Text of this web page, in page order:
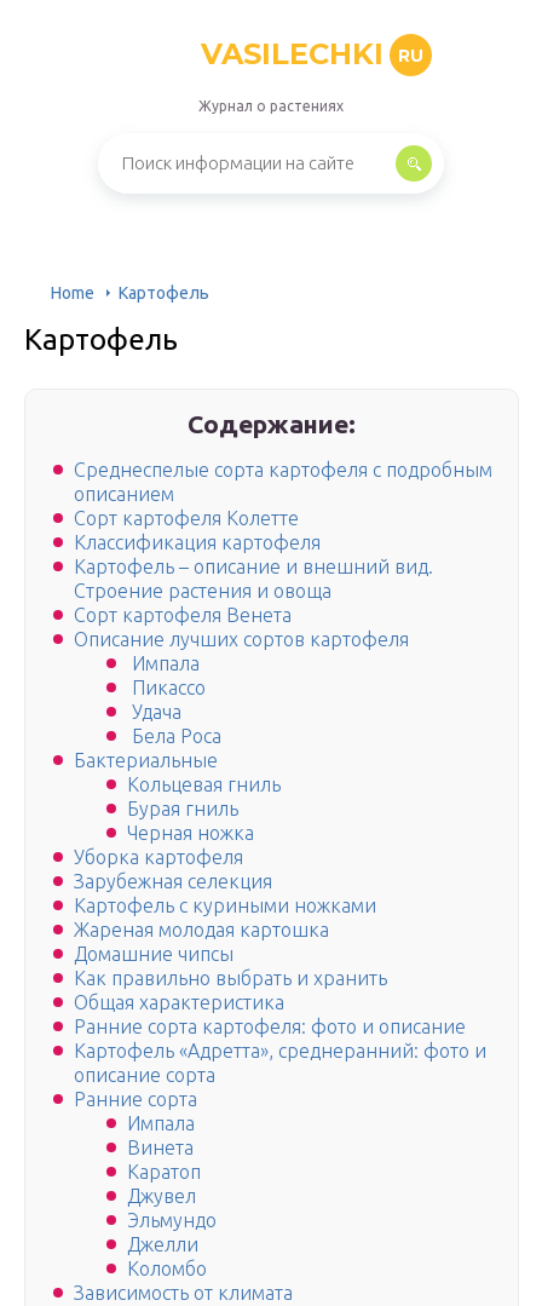
VASILECHKI RU
Журнал о растениях
Home Картофель
Картофель
Содержание:
Среднеспелые сорта картофеля с подробным
описанием
Сорт картофеля Колетте
Классификация картофеля
Картофель – описание и внешний вид.
Строение растения и овоща
Сорт картофеля Венета
Описание лучших сортов картофеля
Импала
Пикассо
Удача
Бела Роса
Бактериальные
Кольцевая гниль
Бурая гниль
Черная ножка
Уборка картофеля
Зарубежная селекция
Картофель с куриными ножками
Жареная молодая картошка
Домашние чипсы
Как правильно выбрать и хранить
Общая характеристика
Ранние сорта картофеля: фото и описание
Картофель «Адретта», среднеранний: фото и
описание сорта
Ранние сорта
Импала
Винета
Каратоп
Джувел
Эльмундо
Джелли
Коломбо
Зависимость от климата